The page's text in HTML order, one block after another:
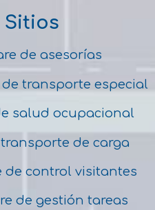
de asesorías
transporte especial
salud ocupacional
transporte de carga
de control visitantes
de gestión tareas